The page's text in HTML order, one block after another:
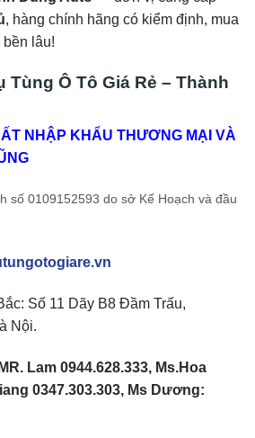
, hàng chính hãng có kiểm định, mua
lâu!
Tùng Ô Tô Giá Rẻ – Thành
NHẬP KHẨU THƯƠNG MẠI VÀ
số 0109152593 do sở Kế Hoạch và đầu
Số 11 Dãy B8 Đầm Trấu,
Nội.
Lam 0944.628.333, Ms.Hoa
0347.303.303, Ms Dương: